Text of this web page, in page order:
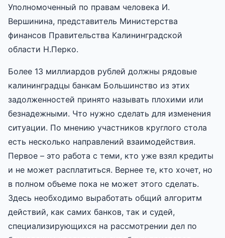
Уполномоченный по правам человека И.
Вершинина, представитель Министерства
финансов Правительства Калининградской
области Н.Перко.
Более 13 миллиардов рублей должны рядовые
калининградцы банкам Большинство из этих
задолженностей принято называть плохими или
безнадежными. Что нужно сделать для изменения
ситуации. По мнению участников круглого стола
есть несколько направлений взаимодействия.
Первое – это работа с теми, кто уже взял кредиты
и не может расплатиться. Вернее те, кто хочет, но
в полном объеме пока не может этого сделать.
Здесь необходимо выработать общий алгоритм
действий, как самих банков, так и судей,
специализирующихся на рассмотрении дел по